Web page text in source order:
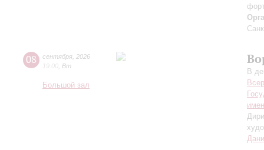
08 сентября 2026
19:00 Вт
Большой зал
В